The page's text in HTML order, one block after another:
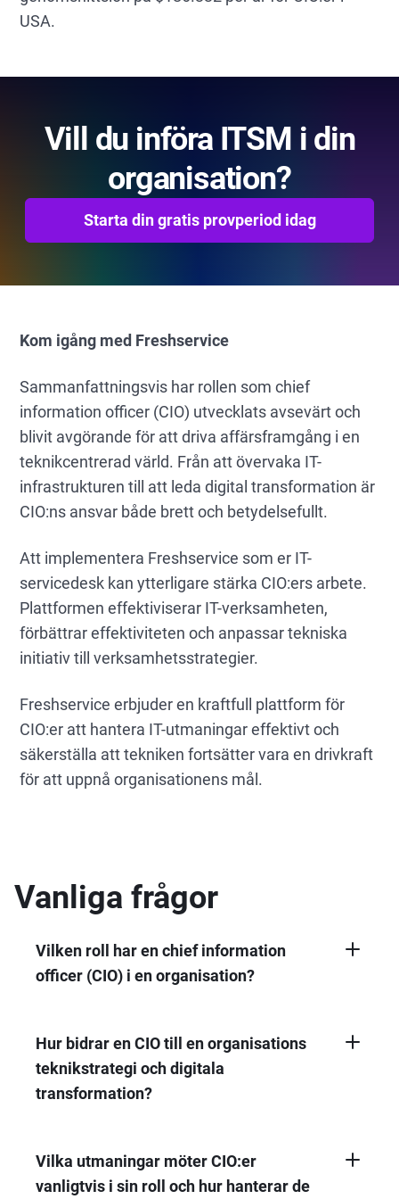
USA.
Vill du införa ITSM i din
organisation?
Starta din gratis provperiod idag
Kom igång med Freshservice
Sammanfattningsvis har rollen som chief
information officer (CIO) utvecklats avsevärt och
blivit avgörande för att driva affärsframgång i en
teknikcentrerad värld. Från att övervaka IT-
infrastrukturen till att leda digital transformation är
CIO:ns ansvar både brett och betydelsefullt.
Att implementera Freshservice som er IT-
servicedesk kan ytterligare stärka CIO:ers arbete.
Plattformen effektiviserar IT-verksamheten,
förbättrar effektiviteten och anpassar tekniska
initiativ till verksamhetsstrategier.
Freshservice erbjuder en kraftfull plattform för
CIO:er att hantera IT-utmaningar effektivt och
säkerställa att tekniken fortsätter vara en drivkraft
för att uppnå organisationens mål.
Vanliga frågor
Vilken roll har en chief information
officer (CIO) i en organisation?
initiativ till visionen och verksamhetens mål.
Rollen omfattar strategier för
teknikimplementering, hantering av IT-
Hur bidrar en CIO till en organisations
teknikstrategi och digitala
transformation?
lösningar som stöder verksamhetens mål.
Rollen leder digital transformation,
Vilka utmaningar möter CIO:er
vanligtvis i sin roll och hur hanterar de